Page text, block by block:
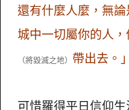
還有什麼人麼，無
城中一切屬你的人
（將毀滅之地） 帶出去。」
可惜羅得平日信仰